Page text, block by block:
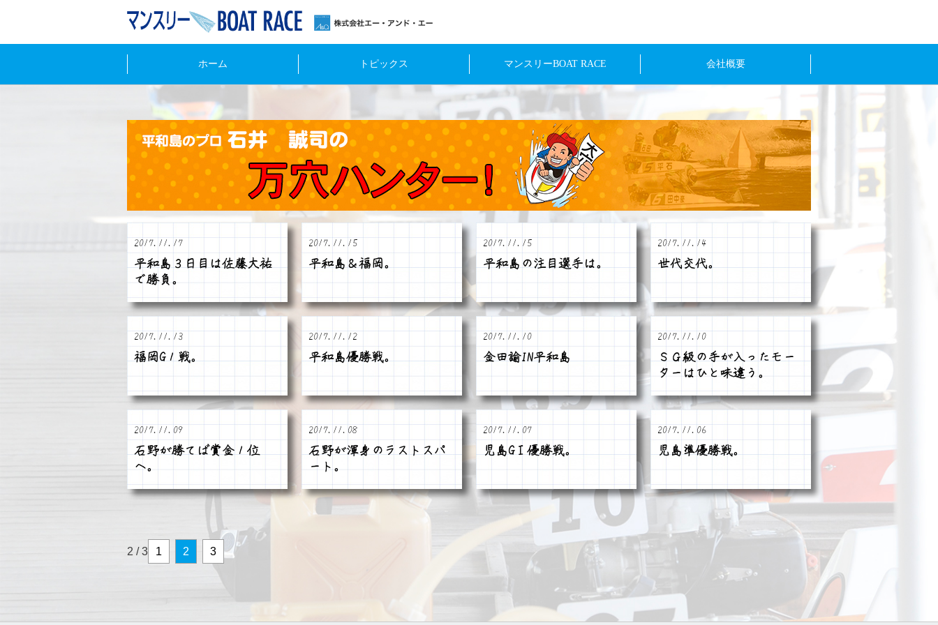
ホーム トピックス マンスリーBOAT RACE 会社概要
2017.11.17
平和島３日目は佐藤大祐
で勝負。
2017.11.15
平和島＆福岡。
2017.11.15
平和島の注目選手は。
2017.11.14
世代交代。
2017.11.13
福岡G１戦。
2017.11.12
平和島優勝戦。
2017.11.10
金田諭IN平和島
2017.11.10
ＳＧ級の手が入ったモー
ターはひと味違う。
2017.11.09
石野が勝てば賞金１位
へ。
2017.11.08
石野が渾身のラストスパ
ート。
2017.11.07
児島GⅠ優勝戦。
2017.11.06
児島準優勝戦。
2 / 3 1 2 3